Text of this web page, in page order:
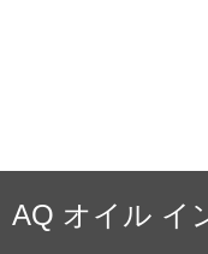
AQ オイル イ